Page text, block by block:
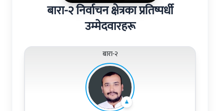
बारा-२ निर्वाचन क्षेत्रका प्रतिष्पर्धी
उम्मेदवारहरू
बारा-२